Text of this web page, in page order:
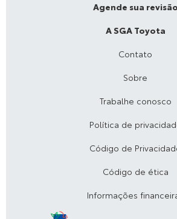
Agende sua revisão
A SGA Toyota
Contato
Sobre
Trabalhe conosco
Política de
Código de
Código de ética
Informações